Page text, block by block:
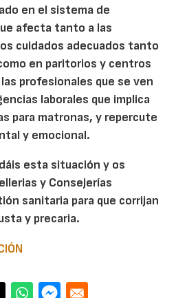
en el sistema de
afecta tanto a las
cuidados adecuados tanto
en paritorios y centros
profesionales que se ven
laborales que implica
para matronas, y repercute
y emocional.
esta situación y os
y Consejerías
sanitaria para que corrijan
y precaria.